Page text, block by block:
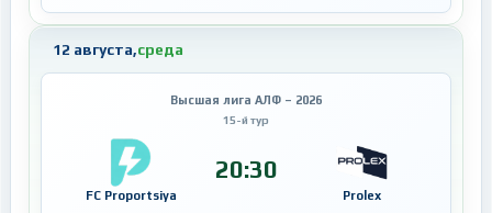
12 августа,среда
Высшая лига АЛФ – 2026
15-й тур
FC Proportsiya
20:30
Prolex